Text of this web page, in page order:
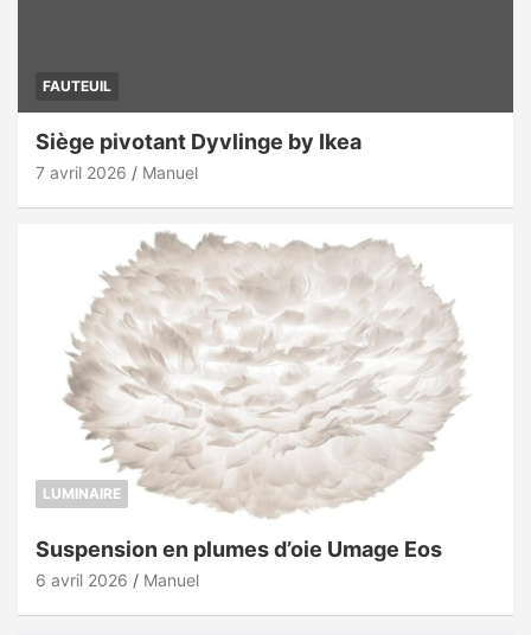
FAUTEUIL
Siège pivotant Dyvlinge by Ikea
7 avril 2026 Manuel
LUMINAIRE
Suspension en plumes d’oie Umage Eos
6 avril 2026 Manuel